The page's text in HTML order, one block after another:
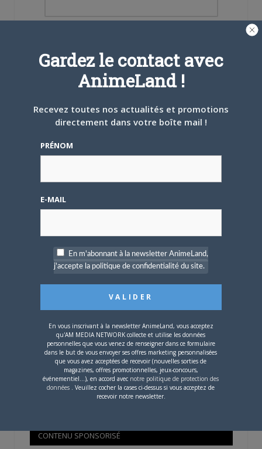
Se souvenir de moi
OÙ TROUVER NOS MAGAZINES
Si votre ville n'est pas dans la liste,contactez-nous
CONTENU SPONSORISÉ
Gardez le contact avec
AnimeLand !
Recevez toutes nos actualités et promotions
directement dans votre boîte mail !
PRÉNOM
E-MAIL
En m'abonnant à la newsletter AnimeLand,
j'accepte la politique de confidentialité du site.
En vous inscrivant à la newsletter AnimeLand, vous acceptez
qu'AM MEDIA NETWORK collecte et utilise les données
personnelles que vous venez de renseigner dans ce formulaire
dans le but de vous envoyer ses offres marketing personnalisées
que vous avez acceptées de recevoir (nouvelles sorties de
magazines, offres promotionnelles, jeux-concours,
événementiel...), en accord avec notre politique de protection des
données . Veuillez cocher la cases ci-dessus si vous acceptez de
recevoir notre newsletter.